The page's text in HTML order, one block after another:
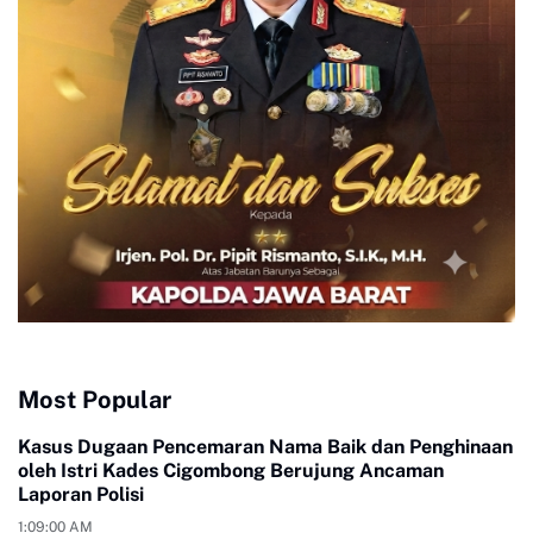
Most Popular
Kasus Dugaan Pencemaran Nama Baik dan Penghinaan
oleh Istri Kades Cigombong Berujung Ancaman
Laporan Polisi
1:09:00 AM